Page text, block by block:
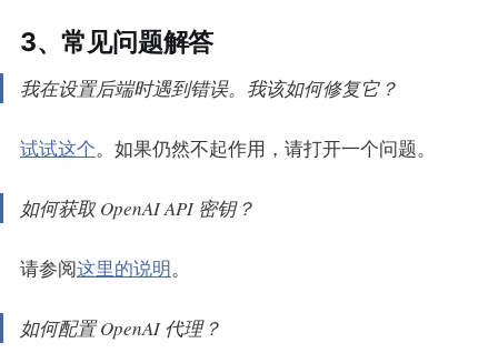
3、常见问题解答
我在设置后端时遇到错误。我该如何修复它？
试试这个。如果仍然不起作用，请打开一个问题。
如何获取 OpenAI API 密钥？
请参阅这里的说明。
如何配置 OpenAI 代理？